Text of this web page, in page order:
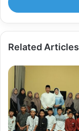
address
Related Articles